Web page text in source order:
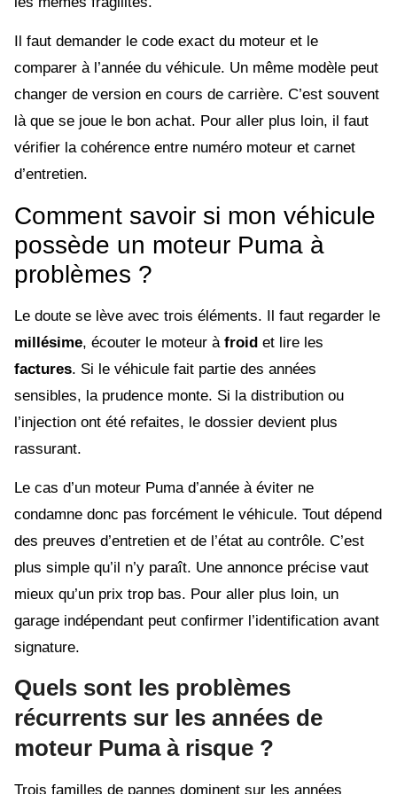
Il faut demander le code exact du moteur et le
comparer à l’année du véhicule. Un même modèle peut
changer de version en cours de carrière. C’est souvent
là que se joue le bon achat. Pour aller plus loin, il faut
vérifier la cohérence entre numéro moteur et carnet
d’entretien.
Comment savoir si mon véhicule
possède un moteur Puma à
problèmes ?
Le doute se lève avec trois éléments. Il faut regarder le
millésime, écouter le moteur à froid et lire les
factures. Si le véhicule fait partie des années
sensibles, la prudence monte. Si la distribution ou
l’injection ont été refaites, le dossier devient plus
rassurant.
Le cas d’un moteur Puma d’année à éviter ne
condamne donc pas forcément le véhicule. Tout dépend
des preuves d’entretien et de l’état au contrôle. C’est
plus simple qu’il n’y paraît. Une annonce précise vaut
mieux qu’un prix trop bas. Pour aller plus loin, un
garage indépendant peut confirmer l’identification avant
signature.
Quels sont les problèmes
récurrents sur les années de
moteur Puma à risque ?
Trois familles de pannes dominent sur les années